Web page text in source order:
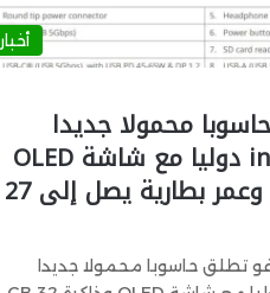
أخبار
محمولا جديدا
بمقاس 16-inch دوليا مع شاشة OLED
وذاكرة 32 GB وعمر بطارية يصل إلى 27
تطلق حاسوبا محمولا جديدا